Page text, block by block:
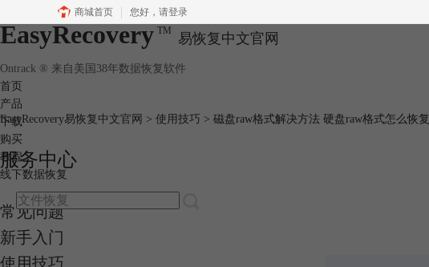
商城首页 您好， 请登录
EasyRecovery TM 易恢复中文官网
Ontrack ® 来自美国38年数据恢复软件
首页
产品
下载
购买
教程
线下数据恢复
EasyRecovery易恢复中文官网 > 使用技巧 > 磁盘raw格式解决方法 硬盘raw格式怎么恢复
服务中心
常见问题
新手入门
使用技巧